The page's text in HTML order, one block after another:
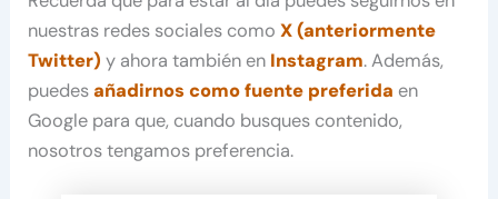
nuestras redes sociales comoX (anteriormente
Twitter) y ahora también en Instagram. Además,
puedesañadirnos como fuente preferida en
Google para que, cuando busques contenido,
nosotros tengamos preferencia.